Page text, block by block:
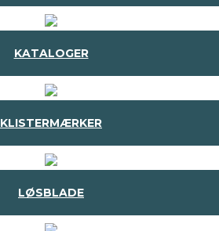
KATALOGER
KLISTERMÆRKER
LØSBLADE